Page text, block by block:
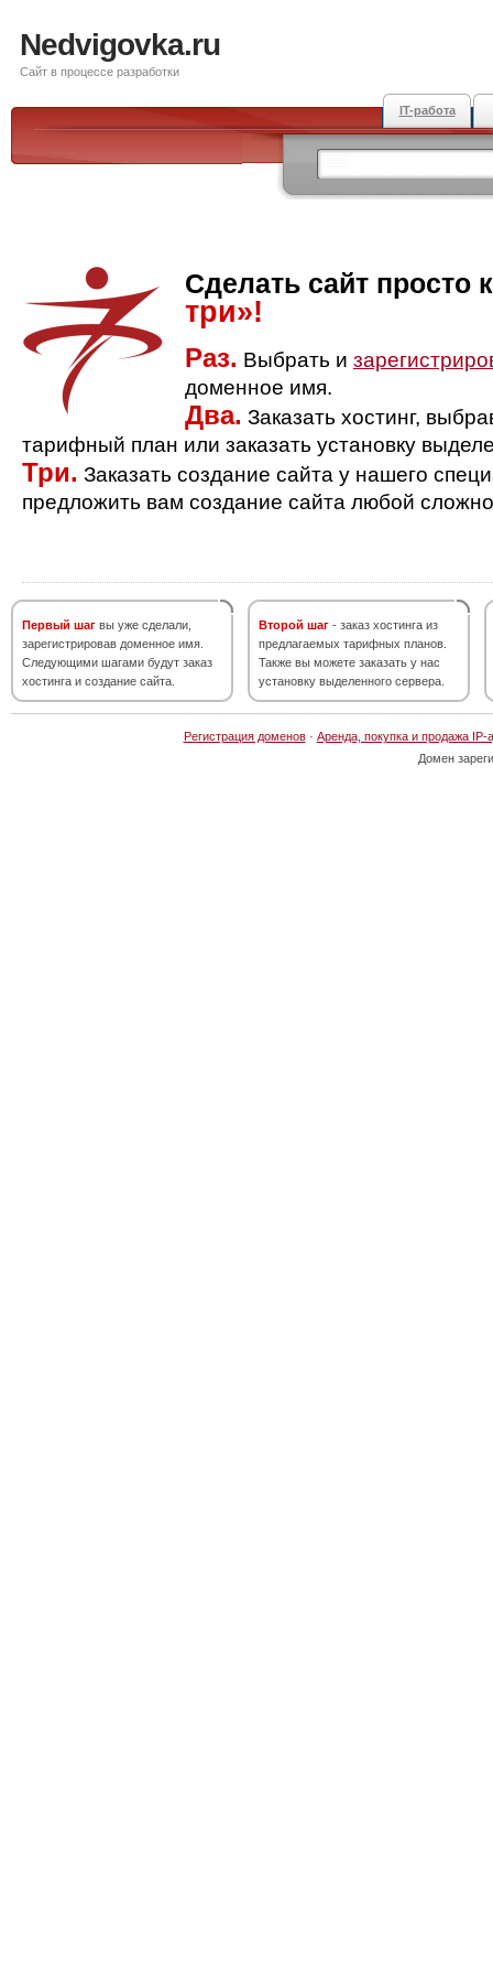
Nedvigovka.ru
Сайт в процессе разработки
IT-работа
Сделать сайт просто
три»!
Раз. Выбрать и
доменное имя.
Два. Заказать хостинг,
тарифный план или заказать установку
Три. Заказать создание сайта у нашего
предложить вам создание сайта любой
Первый шаг вы уже сделали,
зарегистрировав доменное имя.
Следующими шагами будут заказ
хостинга и создание сайта.
Второй шаг - заказ хостинга из
предлагаемых тарифных планов.
Также вы можете заказать у нас
установку выделенного сервера.
Регистрация доменов· Аренда, покупка и продажа IP-
Домен